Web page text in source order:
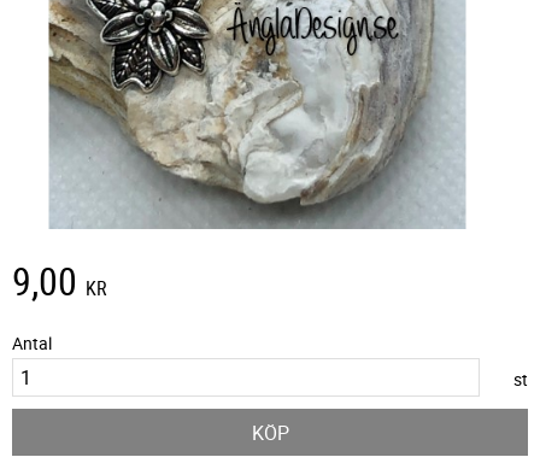
9,00 KR
Antal
st
KÖP